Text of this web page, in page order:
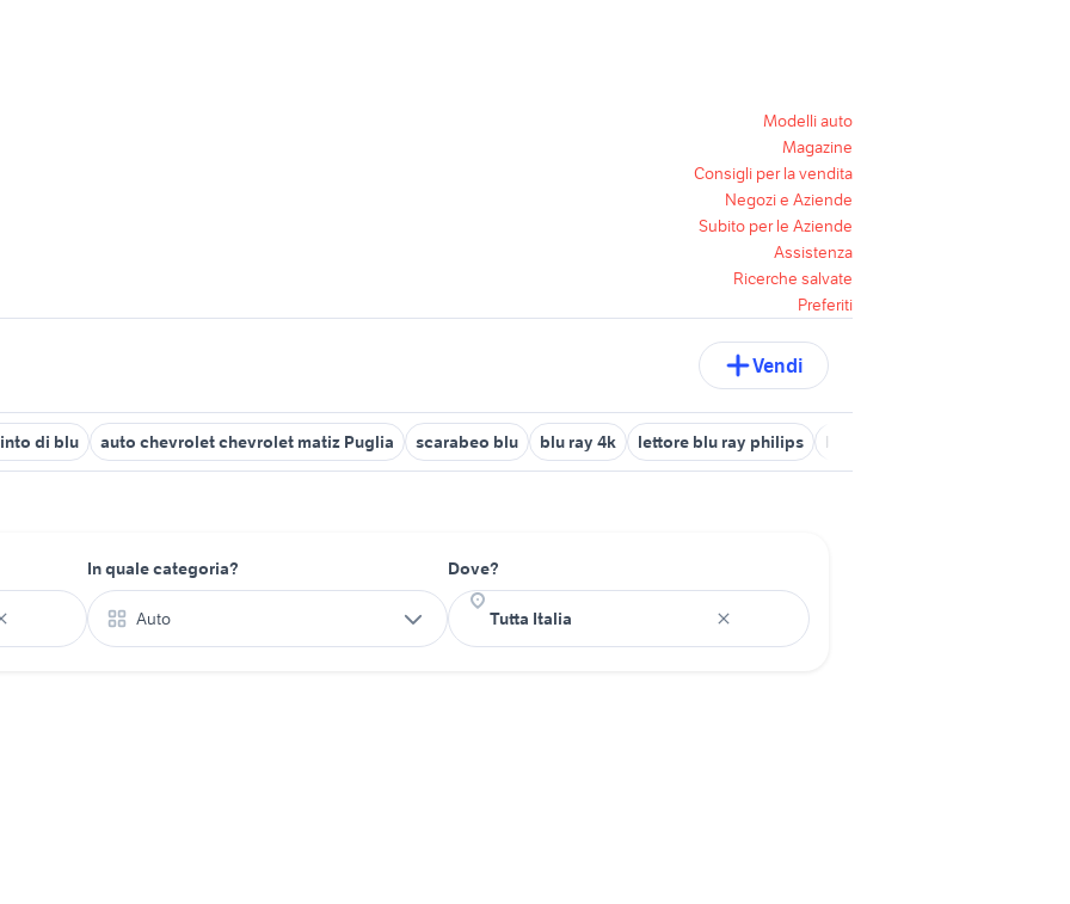
Modelli auto
Magazine
Consigli per la vendita
Negozi e Aziende
Subito per le Aziende
Assistenza
Ricerche salvate
Preferiti
Vendi
di blu auto chevrolet chevrolet matiz Puglia scarabeo blu blu ray 4k lettore blu ray philips blu di russia
In quale categoria?
Auto
Dove?